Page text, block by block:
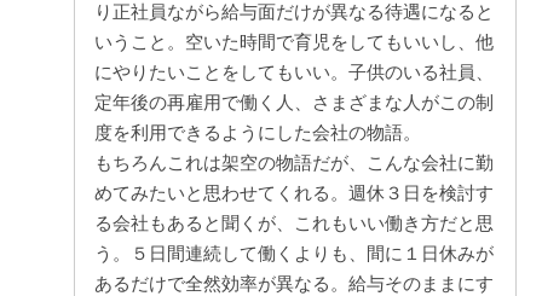
り正社員ながら給与面だけが異なる待遇になると
いうこと。空いた時間で育児をしてもいいし、他
にやりたいことをしてもいい。子供のいる社員、
定年後の再雇用で働く人、さまざまな人がこの制
度を利用できるようにした会社の物語。
もちろんこれは架空の物語だが、こんな会社に勤
めてみたいと思わせてくれる。週休３日を検討す
る会社もあると聞くが、これもいい働き方だと思
う。５日間連続して働くよりも、間に１日休みが
あるだけで全然効率が異なる。給与そのままにす